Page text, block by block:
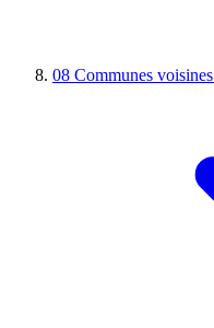
08 Communes voisines